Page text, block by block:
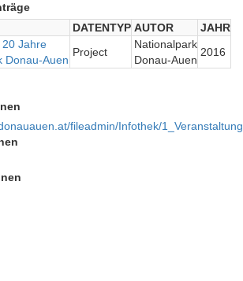
DATENTYP AUTOR
JAHR
Jahre
Donau-Auen
Project
Nationalpark
Donau-Auen
2016
fileadmin/Infothek/